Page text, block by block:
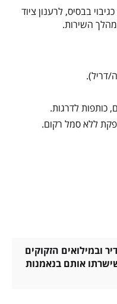
בבסיס, לרענון ציוד
השירות.
דריל).
כותפות לדרגות.
ללא סמל רקום.
ובמילואים הזקוקים
אותם בנאמנות